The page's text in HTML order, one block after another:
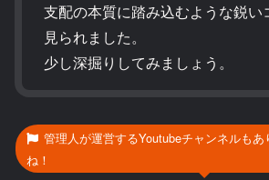
支配の本質に踏み込むような鋭い
見られました。
少し深掘りしてみましょう。
管理人が運営するYoutubeチャンネルもあ
ね！